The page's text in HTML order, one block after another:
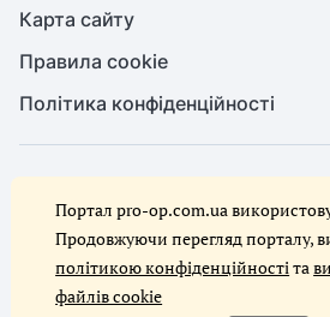
Карта сайту
Правила cookie
Політика конфіденційності
Повне або часткове копіювання будь-яких
цитування, публікація їх анотованих
письмового дозволу редакції сайту
Ми в соцмережах
Портал pro-op.com.ua
Продовжуючи перегляд порталу,
політикою конфіденційностіта
файлів cookie